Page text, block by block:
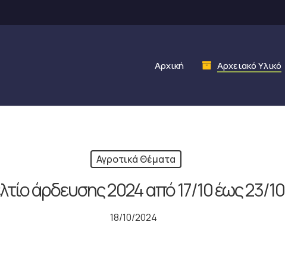
Αρχική Αρχειακό Υλικό
Αγροτικά Θέματα
άρδευσης 2024 από 17/10 έως 23/10
18/10/2024